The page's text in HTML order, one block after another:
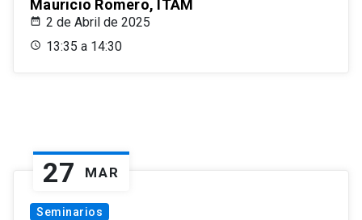
Mauricio Romero, ITAM
2 de Abril de 2025
13:35 a 14:30
27 MAR
Seminarios